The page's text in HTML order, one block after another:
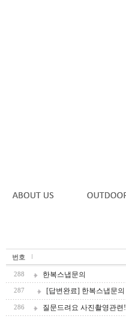
번호
288 한복스냅문의
287 [답변완료] 한복스냅문의
286 질문드려요 사진촬영관련!